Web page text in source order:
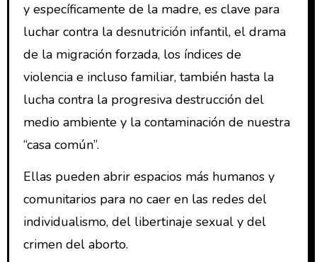
y específicamente de la madre, es clave para
luchar contra la desnutrición infantil, el drama
de la migración forzada, los índices de
violencia e incluso familiar, también hasta la
lucha contra la progresiva destrucción del
medio ambiente y la contaminación de nuestra
“casa común”.
Ellas pueden abrir espacios más humanos y
comunitarios para no caer en las redes del
individualismo, del libertinaje sexual y del
crimen del aborto.